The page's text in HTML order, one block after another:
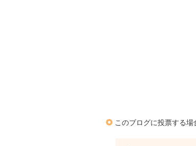
このブログに投票する